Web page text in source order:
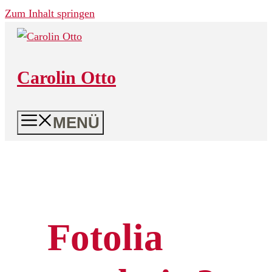
Zum Inhalt springen
Carolin Otto
MENÜ
Fotolia